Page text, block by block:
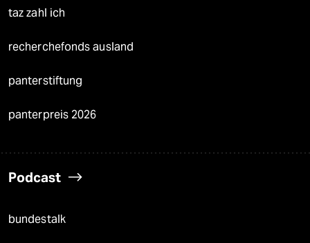
taz zahl ich
recherchefonds ausland
panterstiftung
panterpreis 2026
Podcast
bundestalk